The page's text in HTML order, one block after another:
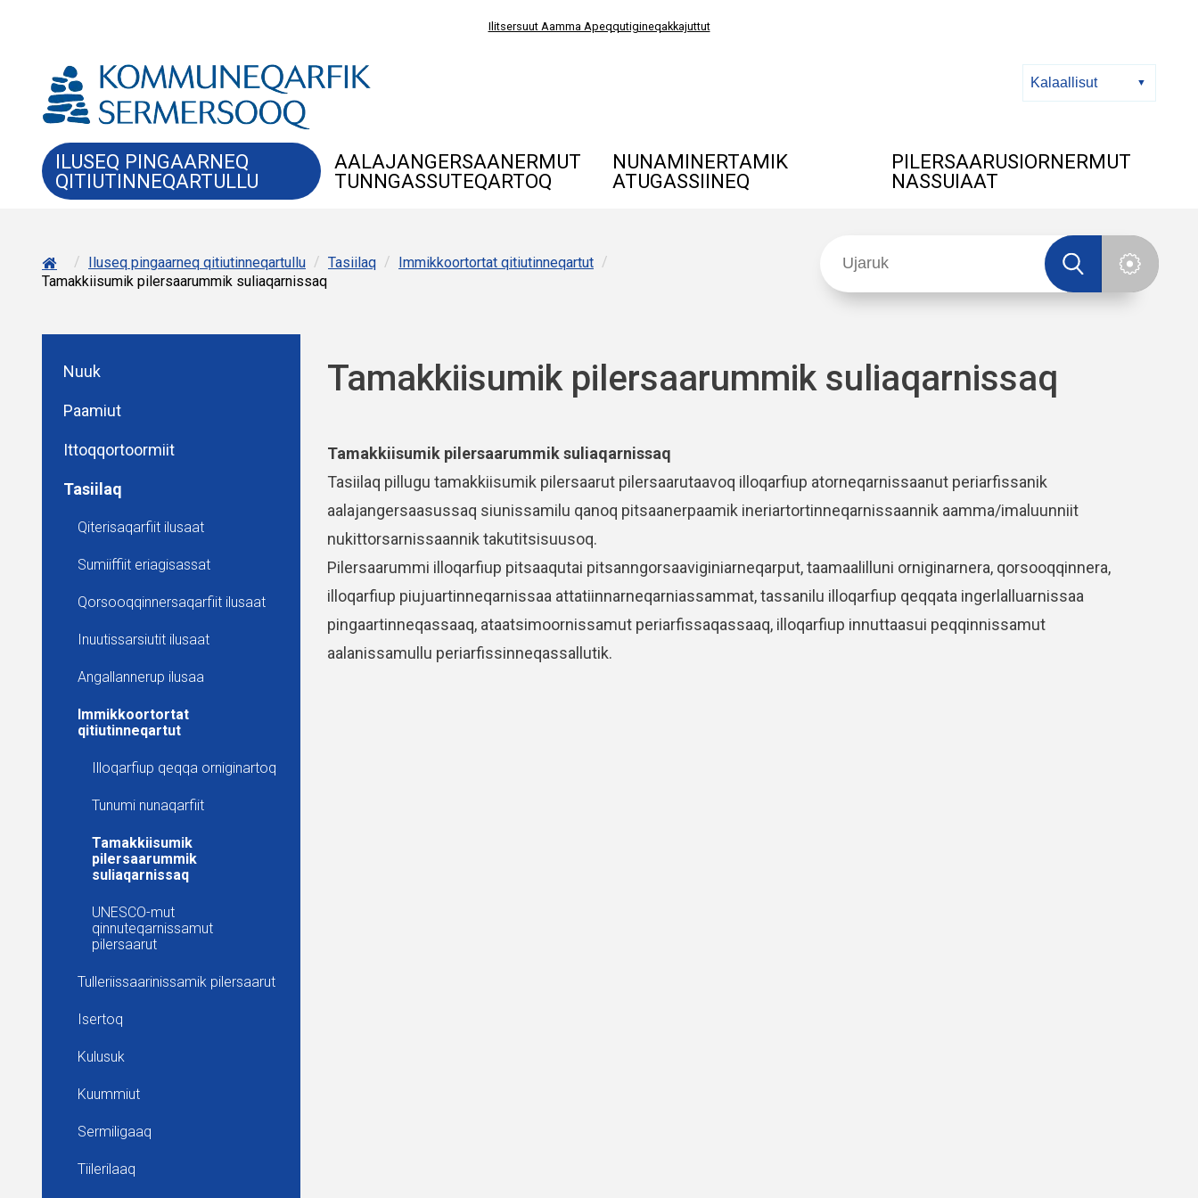
Ilitsersuut Aamma Apeqqutigineqakkajuttut
ILUSEQ PINGAARNEQ
QITIUTINNEQARTULLU
AALAJANGERSAANERMUT
TUNNGASSUTEQARTOQ
NUNAMINERTAMIK
ATUGASSIINEQ
PILERSAARUSIORNERMUT
NASSUIAAT
/ Iluseq pingaarneq qitiutinneqartullu / Tasiilaq / Immikkoortortat qitiutinneqartut /
Tamakkiisumik pilersaarummik suliaqarnissaq
Nuuk
Paamiut
Ittoqqortoormiit
Tasiilaq
Qiterisaqarfiit ilusaat
Sumiiffiit eriagisassat
Qorsooqqinnersaqarfiit ilusaat
Inuutissarsiutit ilusaat
Angallannerup ilusaa
Immikkoortortat
qitiutinneqartut
Illoqarfiup qeqqa orniginartoq
Tunumi nunaqarfiit
Tamakkiisumik
pilersaarummik
suliaqarnissaq
UNESCO-mut
qinnuteqarnissamut
pilersaarut
Tulleriissaarinissamik pilersaarut
Isertoq
Kulusuk
Kuummiut
Sermiligaaq
Tiilerilaaq
Tamakkiisumik pilersaarummik suliaqarnissaq
Tamakkiisumik pilersaarummik suliaqarnissaq
Tasiilaq pillugu tamakkiisumik pilersaarut pilersaarutaavoq illoqarfiup atorneqarnissaanut periarfissanik
aalajangersaasussaq siunissamilu qanoq pitsaanerpaamik ineriartortinneqarnissaannik aamma/imaluunniit
nukittorsarnissaannik takutitsisuusoq.
Pilersaarummi illoqarfiup pitsaaqutai pitsanngorsaaviginiarneqarput, taamaalilluni orniginarnera, qorsooqqinnera,
illoqarfiup piujuartinneqarnissaa attatiinnarneqarniassammat, tassanilu illoqarfiup qeqqata ingerlalluarnissaa
pingaartinneqassaaq, ataatsimoornissamut periarfissaqassaaq, illoqarfiup innuttaasui peqqinnissamut
aalanissamullu periarfissinneqassallutik.